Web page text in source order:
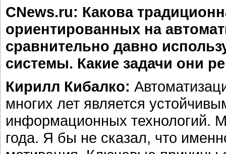
CNews.ru: Какова
ориентированных на
сравнительно давно
системы. Какие задачи они
Кирилл Кибалко:
многих лет является
информационных технологий.
года. Я бы не сказал, что